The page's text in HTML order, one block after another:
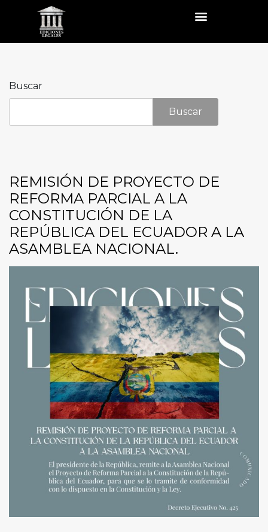
Buscar
Buscar
REMISIÓN DE PROYECTO DE
REFORMA PARCIAL A LA
CONSTITUCIÓN DE LA
REPÚBLICA DEL ECUADOR A LA
ASAMBLEA NACIONAL.